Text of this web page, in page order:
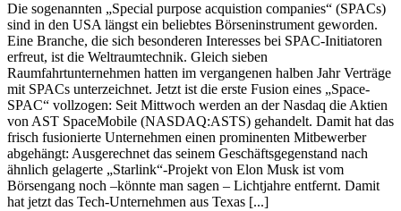
Die sogenannten „Special purpose acquistion companies“ (SPACs)
sind in den USA längst ein beliebtes Börseninstrument geworden.
Eine Branche, die sich besonderen Interesses bei SPAC-Initiatoren
erfreut, ist die Weltraumtechnik. Gleich sieben
Raumfahrtunternehmen hatten im vergangenen halben Jahr Verträge
mit SPACs unterzeichnet. Jetzt ist die erste Fusion eines „Space-
SPAC“ vollzogen: Seit Mittwoch werden an der Nasdaq die Aktien
von AST SpaceMobile (NASDAQ:ASTS) gehandelt. Damit hat das
frisch fusionierte Unternehmen einen prominenten Mitbewerber
abgehängt: Ausgerechnet das seinem Geschäftsgegenstand nach
ähnlich gelagerte „Starlink“-Projekt von Elon Musk ist vom
Börsengang noch –könnte man sagen – Lichtjahre entfernt. Damit
hat jetzt das Tech-Unternehmen aus Texas [...]